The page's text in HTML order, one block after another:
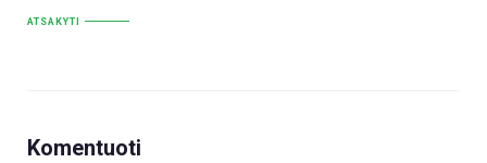
ATSAKYTI
Komentuoti